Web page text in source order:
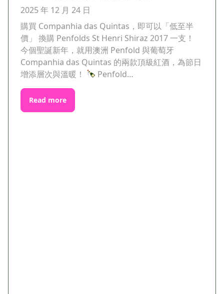
2025 年 12 月 24 日
購買 Companhia das Quintas，即可以「低至半
價」 換購 Penfolds St Henri Shiraz 2017 一支！
今個聖誕新年，就用澳洲 Penfold 與葡萄牙
Companhia das Quintas 的兩款頂級紅酒，為節日
增添層次與溫暖！
Penfold…
Read more